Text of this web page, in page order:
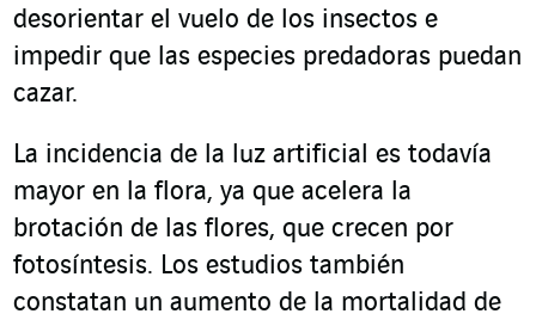
desorientar el vuelo de los insectos e
impedir que las especies predadoras puedan
cazar.
La incidencia de la luz artificial es todavía
mayor en la flora, ya que acelera la
brotación de las flores, que crecen por
fotosíntesis. Los estudios también
constatan un aumento de la mortalidad de